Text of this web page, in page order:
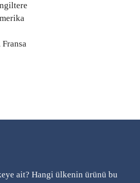
ait? Hangi ülkenin ürünü bu